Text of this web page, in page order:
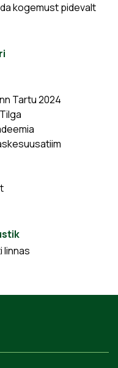
kogemust pidevalt
Tartu 2024
linnas